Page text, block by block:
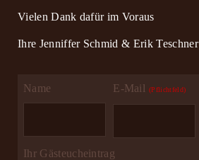
Vielen Dank dafür im Voraus
Ihre Jenniffer Schmid & Erik Teschner
Name E-Mail (Pflichtfeld)
Ihr Gästeucheintrag